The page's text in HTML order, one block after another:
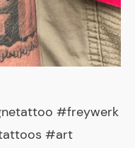
#freywerk
#art